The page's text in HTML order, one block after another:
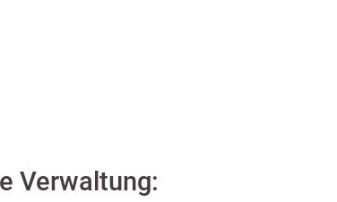
Verwaltung: